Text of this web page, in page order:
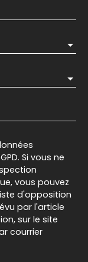
Si vous ne
vous pouvez
d'opposition
par l'article
sur le site
courrier